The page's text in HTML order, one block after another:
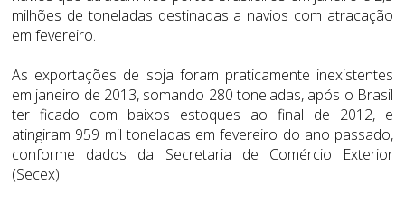
milhões de toneladas destinadas a navios com atracação
em fevereiro.
As exportações de soja foram praticamente inexistentes
em janeiro de 2013, somando 280 toneladas, após o Brasil
ter ficado com baixos estoques ao final de 2012, e
atingiram 959 mil toneladas em fevereiro do ano passado,
conforme dados da Secretaria de Comércio Exterior
(Secex).